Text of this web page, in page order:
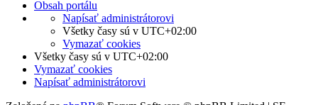
Obsah portálu
Napísať administrátorovi
Všetky časy sú v UTC+02:00
Vymazať cookies
Všetky časy sú v UTC+02:00
Vymazať cookies
Napísať administrátorovi